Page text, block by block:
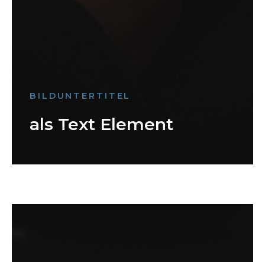
BILDUNTERTITEL
als Text Element